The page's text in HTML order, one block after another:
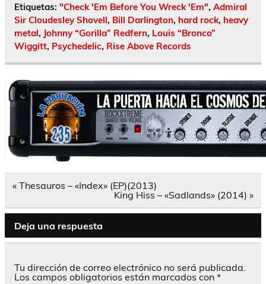
Etiquetas: "Check 'Em Before You Wreck 'Em", Admiral
Sir Cloudesley Shovell, Bill Darlington, hard rock, heavy
metal, Johnny “Gorilla” Redfern, Louis “Bronco”
Wiggitt, Psychedelic, Rise Above Records
Navegación
« Thesauros – «Index» (EP)(2013)
King Hiss – «Sadlands» (2014) »
Deja una respuesta
Tu dirección de correo electrónico no será publicada.
Los campos obligatorios están marcados con *